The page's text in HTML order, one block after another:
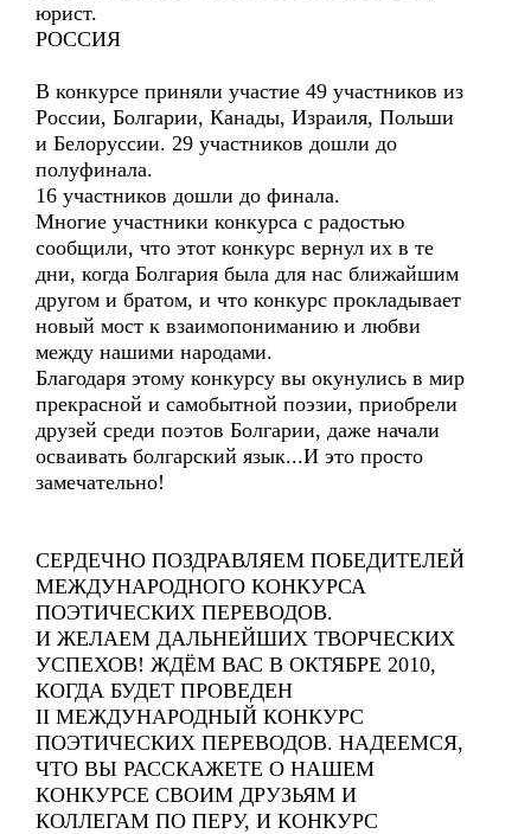
юрист.
РОССИЯ
В конкурсе приняли участие 49 участников из
России, Болгарии, Канады, Израиля, Польши
и Белоруссии. 29 участников дошли до
полуфинала.
16 участников дошли до финала.
Многие участники конкурса с радостью
сообщили, что этот конкурс вернул их в те
дни, когда Болгария была для нас ближайшим
другом и братом, и что конкурс прокладывает
новый мост к взаимопониманию и любви
между нашими народами.
Благодаря этому конкурсу вы окунулись в мир
прекрасной и самобытной поэзии, приобрели
друзей среди поэтов Болгарии, даже начали
осваивать болгарский язык...И это просто
замечательно!
СЕРДЕЧНО ПОЗДРАВЛЯЕМ ПОБЕДИТЕЛЕЙ
МЕЖДУНАРОДНОГО КОНКУРСА
ПОЭТИЧЕСКИХ ПЕРЕВОДОВ.
И ЖЕЛАЕМ ДАЛЬНЕЙШИХ ТВОРЧЕСКИХ
УСПЕХОВ! ЖДЁМ ВАС В ОКТЯБРЕ 2010,
КОГДА БУДЕТ ПРОВЕДЕН
II МЕЖДУНАРОДНЫЙ КОНКУРС
ПОЭТИЧЕСКИХ ПЕРЕВОДОВ. НАДЕЕМСЯ,
ЧТО ВЫ РАССКАЖЕТЕ О НАШЕМ
КОНКУРСЕ СВОИМ ДРУЗЬЯМ И
КОЛЛЕГАМ ПО ПЕРУ, И КОНКУРС